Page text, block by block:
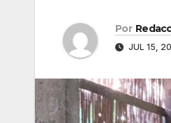
Por
JUL 15,